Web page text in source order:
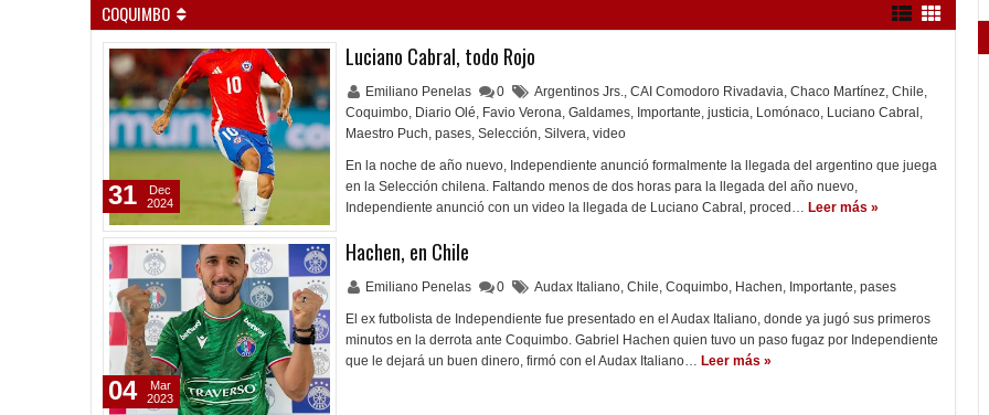
COQUIMBO
Luciano Cabral, todo Rojo
Emiliano Penelas 0 Argentinos Jrs., CAI Comodoro Rivadavia, Chaco Martínez, Chile,
Coquimbo, Diario Olé, Favio Verona, Galdames, Importante, justicia, Lomónaco, Luciano Cabral ,
Maestro Puch, pases, Selección, Silvera, video
En la noche de año nuevo, Independiente anunció formalmente la llegada del argentino que juega
en la Selección chilena. Faltando menos de dos horas para la llegada del año nuevo,
Independiente anunció con un video la llegada de Luciano Cabral, proced… Leer más »
31
Dec
2024
Hachen, en Chile
Emiliano Penelas 0 Audax Italiano, Chile, Coquimbo, Hachen, Importante, pases
El ex futbolista de Independiente fue presentado en el Audax Italiano, donde ya jugó sus primeros
minutos en la derrota ante Coquimbo. Gabriel Hachen quien tuvo un paso fugaz por Independiente
que le dejará un buen dinero, firmó con el Audax Italiano… Leer más »
04
Mar
2023